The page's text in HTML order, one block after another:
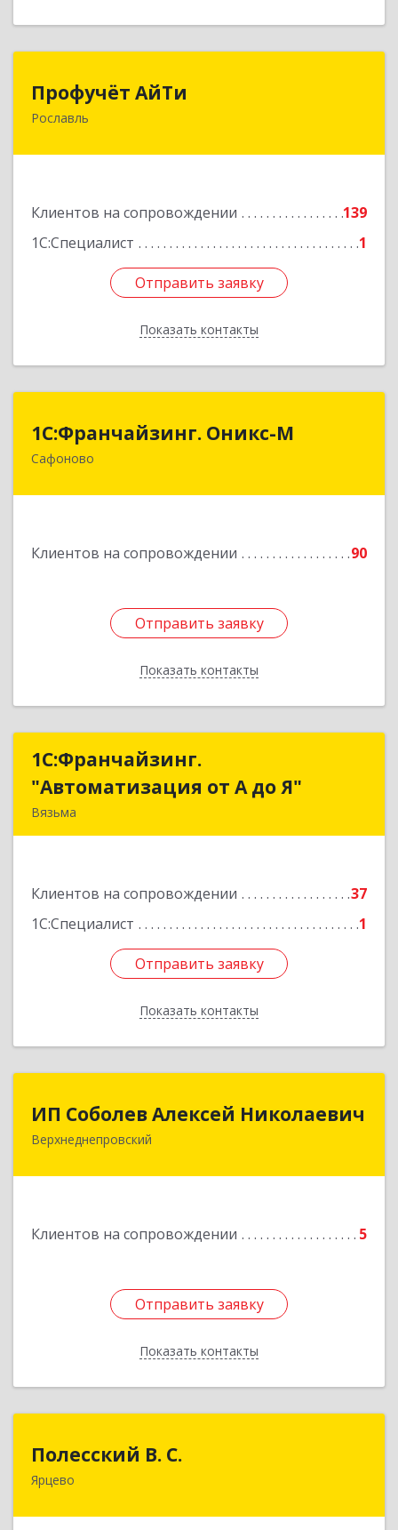
Профучёт АйТи
Рославль
Клиентов на сопровождении
139
1С:Специалист
1
Отправить заявку
Показать контакты
216500, Смоленская обл, Рославльский р-н,
Отправить заявку
Назад
1С:Франчайзинг. Оникс-М
Сафоново
Клиентов на сопровождении 90
Отправить заявку
Показать контакты
1С:Франчайзинг. Оникс-М
215500, Смоленская обл, Сафоновский р-н,
Отправить заявку
Назад
1С:Франчайзинг.
"Автоматизация от А до Я"
Вязьма
Клиентов на сопровождении
37
1С:Специалист
1
Отправить заявку
Показать контакты
1С:Франчайзинг.
"Автоматизация от А до Я"
Подробнее
Отправить заявку
Назад
ИП Соболев Алексей Николаевич
Верхнеднепровский
Клиентов на сопровождении 5
Отправить заявку
Показать контакты
ИП Соболев Алексей Николаевич
Отправить заявку
Назад
Полесский В. С.
Ярцево